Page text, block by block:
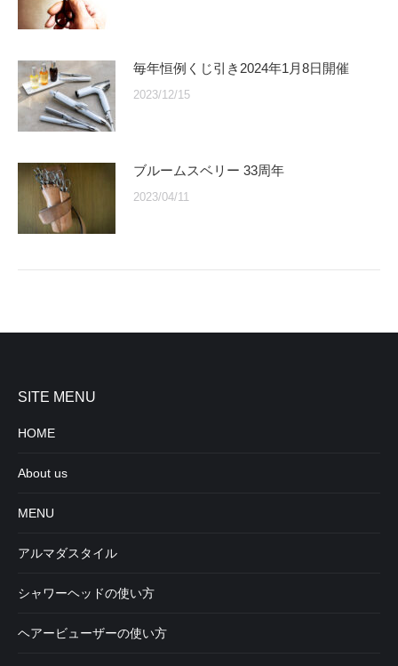
毎年恒例くじ引き2024年1月8日開催
2023/12/15
ブルームスベリー 33周年
2023/04/11
SITE MENU
HOME
About us
MENU
アルマダスタイル
シャワーヘッドの使い方
ヘアービューザーの使い方